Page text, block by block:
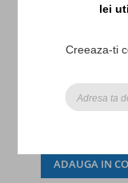
lei
Creeaza-ti
Cufar pliabil
Cream, 3
ADAUGA IN